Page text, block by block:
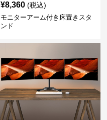
¥8,360 (税込)
モニターアーム付き床置きスタ
ンド